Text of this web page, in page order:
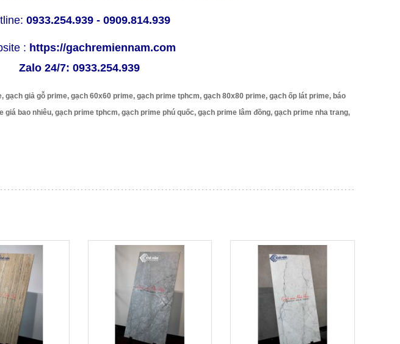
0933.254.939 - 0909.814.939
: https://gachremiennam.com
Zalo 24/7: 0933.254.939
giả gỗ prime, gạch 60x60 prime, gạch prime tphcm, gạch 80x80 prime, gạch ốp lát prime, báo
bao nhiêu, gạch prime tphcm, gạch prime phú quốc, gạch prime lâm đồng, gạch prime nha trang,